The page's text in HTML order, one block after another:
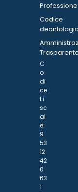
Professione
Codice
Trasparente
C
o
di
ce
Fi
sc
al
e:
9
53
12
42
0
63
1